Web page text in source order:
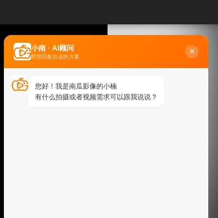
小南 · AI顾问
帮您匹配合适的方案
✕
您好！我是南瓜影像的小楠
有什么拍摄或者视频需求可以跟我说说？